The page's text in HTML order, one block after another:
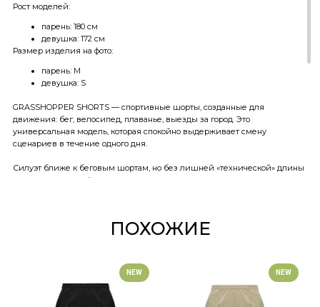
Рост моделей:
парень: 180 см
девушка: 172 см
Размер изделия на фото:
парень: M
девушка: S
GRASSHOPPER SHORTS — спортивные шорты, созданные для
движения: бег, велосипед, плаванье, выезды за город. Это
универсальная модель, которая спокойно выдерживает смену
сценариев в течение одного дня.
Силуэт ближе к беговым шортам, но без лишней «технической» длины
подкладки — за счёт этого они проще смотрятся в городе и не
Внутри — перфорированная подкладка, которая работает как
Конструкция продумана под движение: боковые карманы для быстрого
доступа, внутренний карман в подкладке для мелочей и задний карман
на молнии для вещей, которые важно зафиксировать. Вентиляционные
ПОХОЖИЕ
NEW NEW